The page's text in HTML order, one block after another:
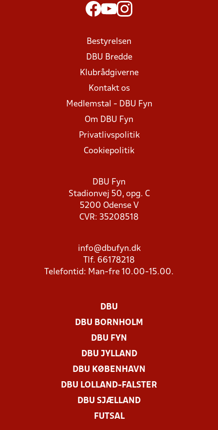
Bestyrelsen
DBU Bredde
Klubrådgiverne
Kontakt os
Medlemstal - DBU Fyn
Om DBU Fyn
Privatlivspolitik
Cookiepolitik
DBU Fyn
Stadionvej 50, opg. C
5200 Odense V
CVR: 35208518
info@dbufyn.dk
Tlf. 66178218
Telefontid: Man-fre 10.00-15.00.
DBU
DBU BORNHOLM
DBU FYN
DBU JYLLAND
DBU KØBENHAVN
DBU LOLLAND-FALSTER
DBU SJÆLLAND
FUTSAL